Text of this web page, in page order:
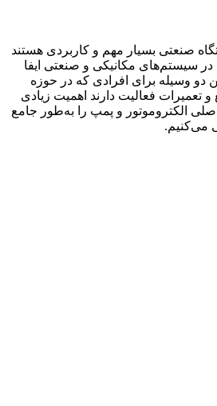
صنعتی بسیار مهم و کاربردی هستند
سیستم‌های مکانیکی و صنعتی ایفا
دو وسیله برای افرادی که در حوزه
تعمیرات فعالیت دارند اهمیت زیادی
الکتروموتور و پمپ را به‌طور جامع